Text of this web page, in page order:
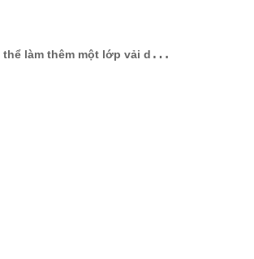
1
. Chọn loại rèm voan mỏng vừa đảm bảo sự riêng tư vừa cung cấp được ánh sáng. Hoặc có thể làm thêm một lớp vải dày nếu bạn đề cao sự cá nhân.